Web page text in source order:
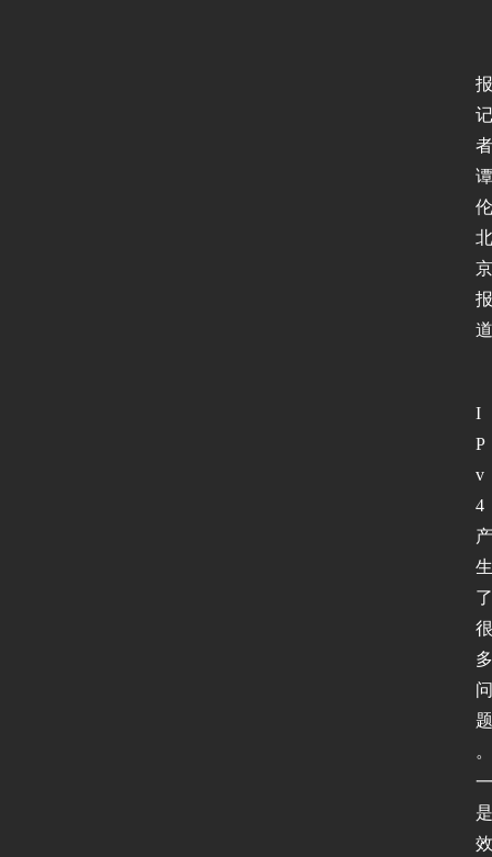
报
记
者
谭
伦
北
京
报
道
I
P
v
4
产
生
了
很
多
问
题
。
一
是
效